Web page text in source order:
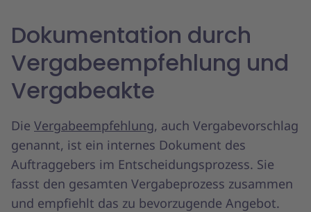
Dokumentation durch
Vergabeempfehlung und
Vergabeakte
Die Vergabeempfehlung, auch Vergabevorschlag
genannt, ist ein internes Dokument des
Auftraggebers im Entscheidungsprozess. Sie
fasst den gesamten Vergabeprozess zusammen
und empfiehlt das zu bevorzugende Angebot.